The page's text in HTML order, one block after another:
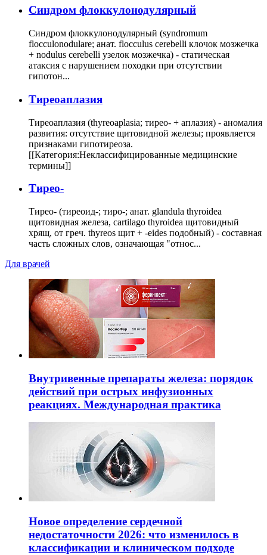
Cиндром флоккулонодулярный
Синдром флоккулонодулярный (syndromum
flocculonodulare; анат. flocculus cerebelli клочок мозжечка
+ nodulus cerebelli узелок мозжечка) - статическая
атаксия с нарушением походки при отсутствии
гипотон...
Тиреоаплазия
Тиреоаплазия (thyreoaplasia; тирео- + аплазия) - аномалия
развития: отсутствие щитовидной железы; проявляется
признаками гипотиреоза.
[[Категория:Неклассифицированные медицинские
термины]]
Тирео-
Тирео- (тиреоид-; тиро-; анат. glandula thyroidea
щитовидная железа, cartilago thyroidea щитовидный
хрящ, от греч. thyreos щит + -eides подобный) - составная
часть сложных слов, означающая "относ...
Для врачей
Внутривенные препараты железа: порядок
действий при острых инфузионных
реакциях. Международная практика
Новое определение сердечной
недостаточности 2026: что изменилось в
классификации и клиническом подходе